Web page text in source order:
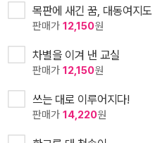
목판에 새긴 꿈, 대동여지도
판매가 12,150원
차별을 이겨 낸 교실
판매가 12,150원
쓰는 대로 이루어지다!
판매가 14,220원